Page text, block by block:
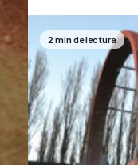
2 min de lectura